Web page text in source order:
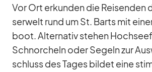
Vor Ort er­kun­den die Rei­sen­den
ser­welt rund um St. Barts mit
boot. Al­ter­na­tiv ste­hen
Schnor­cheln oder Se­geln zur
schluss des Ta­ges bil­det eine